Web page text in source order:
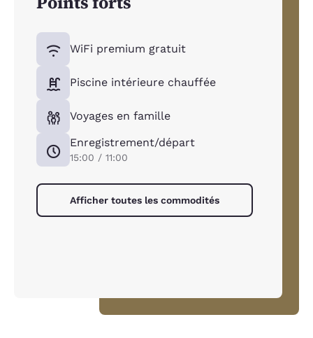
WiFi premium gratuit
Piscine intérieure chauffée
Voyages en famille
Enregistrement/départ
15:00 / 11:00
Afficher toutes les commodités